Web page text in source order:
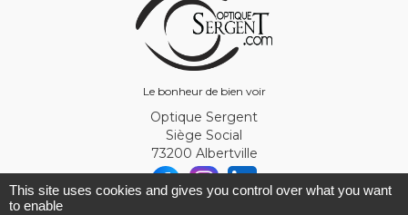
Le bonheur de bien voir
Optique Sergent
Siège Social
73200 Albertville
This site uses cookies and gives you control over what you want
to enable